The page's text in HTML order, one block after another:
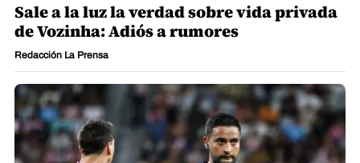
Sale a la luz la verdad sobre vida privada
de Vozinha: Adiós a rumores
Redacción La Prensa